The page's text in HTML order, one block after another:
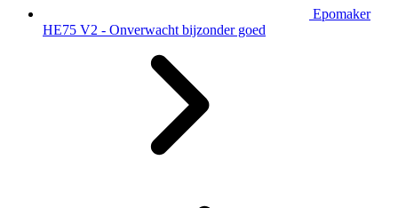
Epomaker
HE75 V2 - Onverwacht bijzonder goed